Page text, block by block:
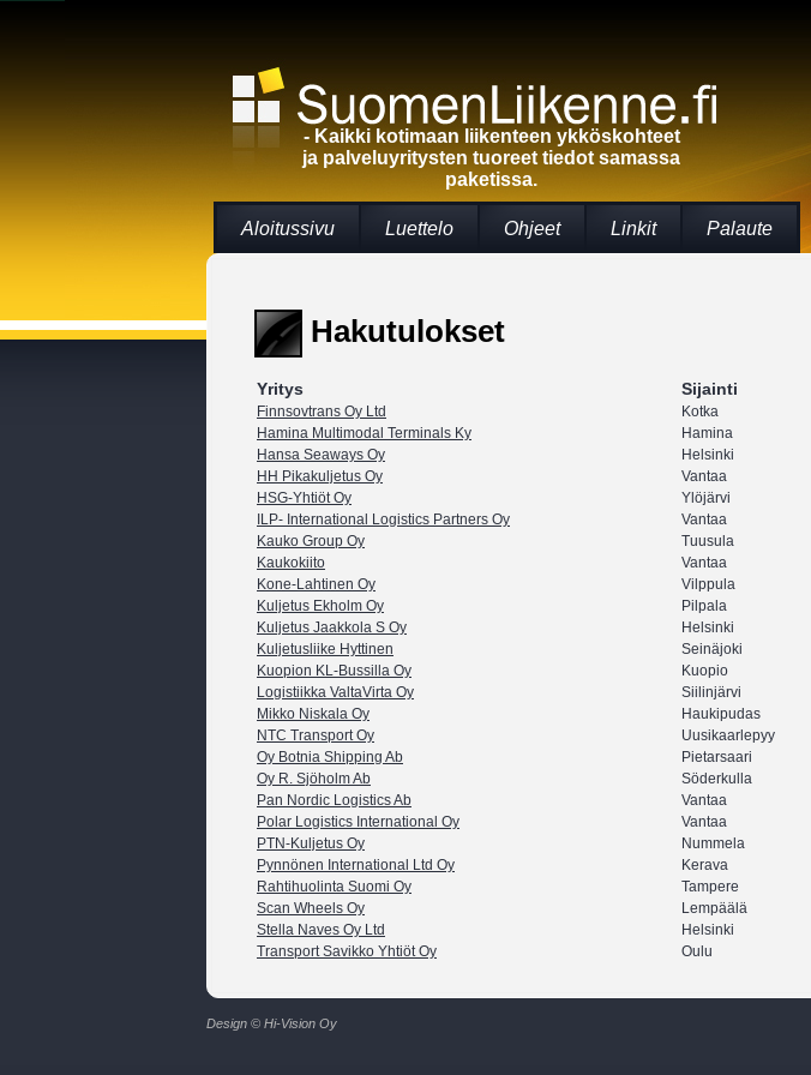
- Kaikki kotimaan liikenteen ykköskohteet
ja palveluyritysten tuoreet tiedot samassa
paketissa.
Aloitussivu Luettelo Ohjeet Linkit Palaute
Hakutulokset
Yritys Sijainti
Finnsovtrans Oy Ltd
Kotka
Hamina Multimodal Terminals Ky
Hamina
Hansa Seaways Oy
Helsinki
HH Pikakuljetus Oy
Vantaa
HSG-Yhtiöt Oy
Ylöjärvi
ILP- International Logistics Partners Oy
Vantaa
Kauko Group Oy
Tuusula
Kaukokiito
Vantaa
Kone-Lahtinen Oy
Vilppula
Kuljetus Ekholm Oy
Pilpala
Kuljetus Jaakkola S Oy
Helsinki
Kuljetusliike Hyttinen
Seinäjoki
Kuopion KL-Bussilla Oy
Kuopio
Logistiikka ValtaVirta Oy
Siilinjärvi
Mikko Niskala Oy
Haukipudas
NTC Transport Oy
Uusikaarlepyy
Oy Botnia Shipping Ab
Pietarsaari
Oy R. Sjöholm Ab
Söderkulla
Pan Nordic Logistics Ab
Vantaa
Polar Logistics International Oy
Vantaa
PTN-Kuljetus Oy
Nummela
Pynnönen International Ltd Oy
Kerava
Rahtihuolinta Suomi Oy
Tampere
Scan Wheels Oy
Lempäälä
Stella Naves Oy Ltd
Helsinki
Transport Savikko Yhtiöt Oy
Oulu
Design © Hi-Vision Oy